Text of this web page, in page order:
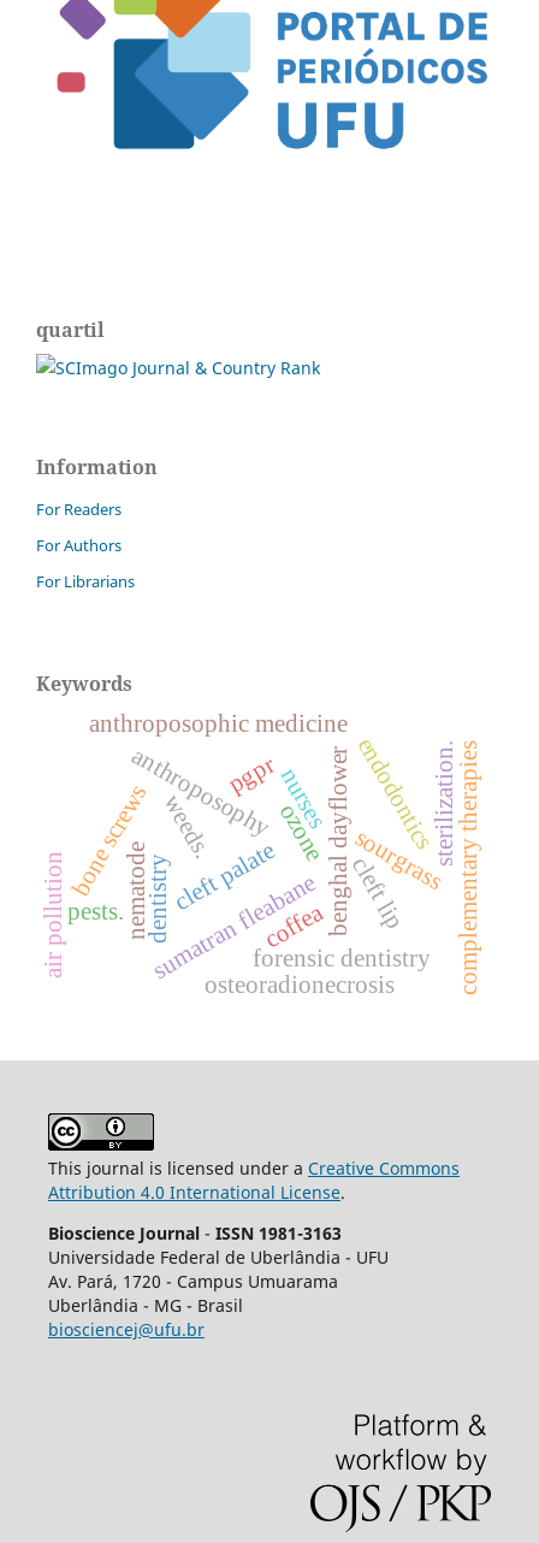
quartil
Information
For Readers
For Authors
For Librarians
Keywords
benghal dayflowersourgrass
sumatran fleabane
weeds.
anthroposophy
anthroposophic medicine
complementary therapies
dentistry
forensic dentistry
bone screws cleft lip
cleft palate
osteoradionecrosis
ozone
coffea
nematode
pests.
endodonticssterilization.
nurses
air pollution
pgpr
This journal is licensed under a Creative Commons
Attribution 4.0 International License.
Bioscience Journal - ISSN 1981-3163
Universidade Federal de Uberlândia - UFU
Av. Pará, 1720 - Campus Umuarama
Uberlândia - MG - Brasil
biosciencej@ufu.br